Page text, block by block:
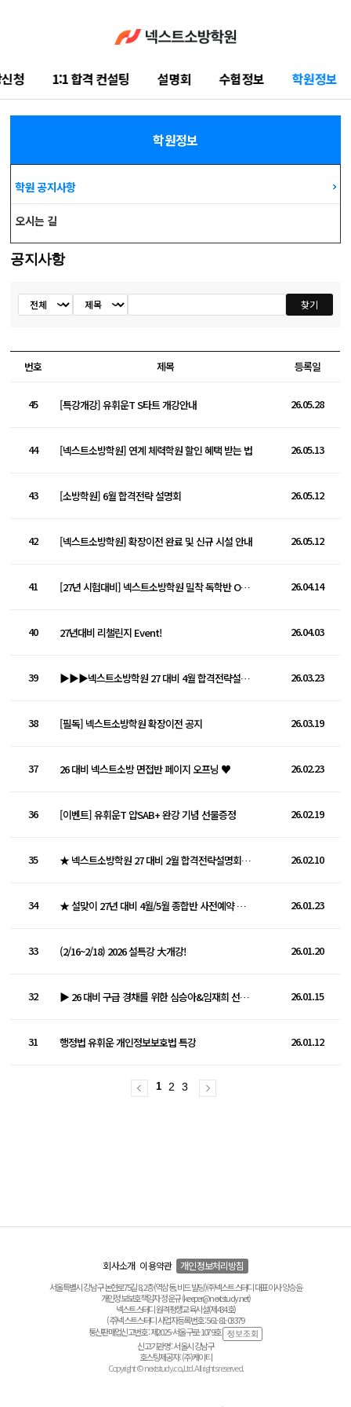
청 1:1 합격 컨설팅 설명회 수험정보 학원정보
학습지원센터
학원정보
학원 공지사항
오시는 길
공지사항
공지사항
검색 찾기
번호 제목 등록일
45 [특강개강] 유휘운T S타트 개강안내 26.05.28
44 [넥스트소방학원] 연계 체력학원 할인 혜택 받는 법 26.05.13
43 [소방학원] 6월 합격전략 설명회 26.05.12
42 [넥스트소방학원] 확장이전 완료 및 신규 시설 안내 26.05.12
41 [27년 시험대비] 넥스트소방학원 밀착 독학반 Open!! 26.04.14
40 27년대비 리챌린지 Event! 26.04.03
39 ▶▶▶넥스트소방학원 27 대비 4월 합격전략설명회◀◀◀ 26.03.23
38 [필독] 넥스트소방학원 확장이전 공지 26.03.19
37 26 대비 넥스트소방 면접반 페이지 오프닝 ♥ 26.02.23
36 [이벤트] 유휘운T 얍SAB+ 완강 기념 선물증정 26.02.19
35 ★ 넥스트소방학원 27 대비 2월 합격전략설명회 안내 ★ 26.02.10
34 ★ 설맞이 27년 대비 4월/5월 종합반 사전예약 이벤트 (~2/1까지) ★ 26.01.23
33 (2/16~2/18) 2026 설특강 大개강! 26.01.20
32 ▶ 26 대비 구급 경채를 위한 심승아&임재희 선생님의 A-Z 모의고사 ◀ 26.01.15
31 행정법 유휘운 개인정보보호법 특강 26.01.12
1 2 3
회사소개 이용약관 개인정보처리방침
서울특별시 강남구 논현로75길 8, 2층(역삼동, 비드 빌딩) ㈜넥스트스터디 대표이사 양승윤
개인정보보호책임자 정운규 (keeper@nextstudy.net)
넥스트스터디 원격평생교육시설(제434호)
(주)넥스트스터디 사업자등록번호 : 561-81-03379
통신판매업신고번호 : 제2025-서울구로-1079호
신고기관명 : 서울시 강남구
호스팅제공자 : (주)케이티
Copyright © nextstudy.co.,Ltd. All rights reserved.